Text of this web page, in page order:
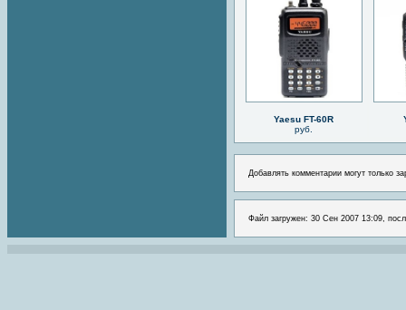
Yaesu FT-60R
руб.
Добавлять комментарии могут только
Файл загружен: 30 Сен 2007 13:09,